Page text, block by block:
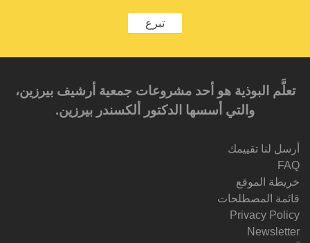
تبرع
تعلَّم البوذية هو أحد مشروعات جمعية أرشيف بيرزين،
والتي أسسها الدكتور ألكسندر بيرزين.‎‎
أرسل لنا تقييمك
FAQ
خريطة الموقع
قائمة المصطلحات
Privacy Policy
Newsletter